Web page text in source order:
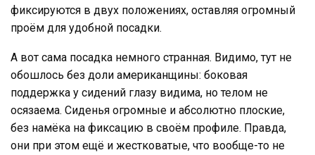
фиксируются в двух положениях, оставляя огромный
проём для удобной посадки.
А вот сама посадка немного странная. Видимо, тут не
обошлось без доли американщины: боковая
поддержка у сидений глазу видима, но телом не
осязаема. Сиденья огромные и абсолютно плоские,
без намёка на фиксацию в своём профиле. Правда,
они при этом ещё и жестковатые, что вообще-то не